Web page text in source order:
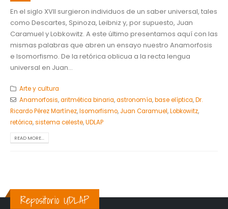
En el siglo XVII surgieron individuos de un saber universal, tales
como Descartes, Spinoza, Leibniz y, por supuesto, Juan
Caramuel y Lobkowitz. A este último presentamos aquí con las
mismas palabras que abren un ensayo nuestro Anamorfosis
e Isomorfismo. De la retórica oblicua a la recta lengua
universal en Juan...
Arte y cultura
Anamorfosis,aritmética binaria,astronomía,base elíptica,Dr.
Ricardo Pérez Martínez,Isomorfismo, Juan Caramuel,Lobkowitz,
retórica,sistema celeste,UDLAP
READ MORE...
Repositorio UDLAP